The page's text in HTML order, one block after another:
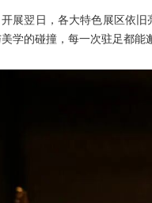
开展翌日，各大特色展区依
学的碰撞，每一次驻足都能